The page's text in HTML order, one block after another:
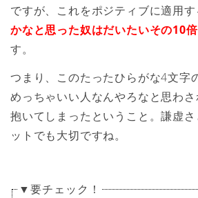
ですが、これをポジティブに適用す
かなと思った奴はだいたいその10
す。
つまり、このたったひらがな4文字
めっちゃいい人なんやろなと思わ
抱いてしまったということ。謙虚
ットでも大切ですね。
▼要チェック！